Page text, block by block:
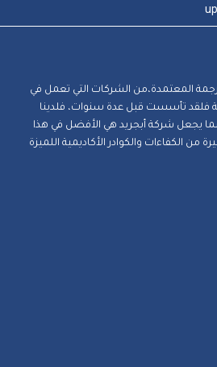
المعتمدة،من الشركات التي تعمل في
فلقد تأسست قبل عدة سنوات، فلدينا
يجعل شركة أبجريد هي الأفضل في هذا
من الكفاءات والكوادر الأكاديمية اللميزة